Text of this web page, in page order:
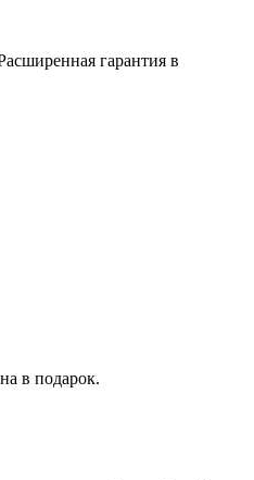
гарантия в
в подарок.